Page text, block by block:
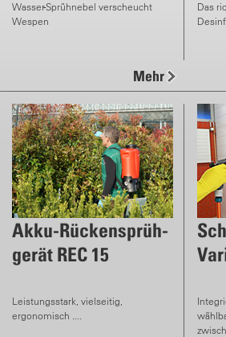
Wasser-Sprühnebel verscheucht
Wespen
Mehr
Das
Akku-Rückensprüh-
gerät REC 15
Leistungsstark, vielseitig,
ergonomisch ....